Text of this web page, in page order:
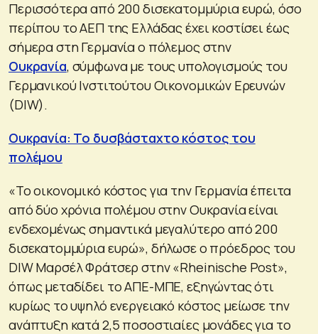
Περισσότερα από 200 δισεκατομμύρια ευρώ, όσο
περίπου το ΑΕΠ της Ελλάδας έχει κοστίσει έως
σήμερα στη Γερμανία ο πόλεμος στην
Ουκρανία, σύμφωνα με τους υπολογισμούς του
Γερμανικού Ινστιτούτου Οικονομικών Ερευνών
(DIW).
Ουκρανία: Το δυσβάσταχτο κόστος του
πολέμου
«Το οικονομικό κόστος για την Γερμανία έπειτα
από δύο χρόνια πολέμου στην Ουκρανία είναι
ενδεχομένως σημαντικά μεγαλύτερο από 200
δισεκατομμύρια ευρώ», δήλωσε ο πρόεδρος του
DIW Μαρσέλ Φράτσερ στην «Rheinische Post»,
όπως μεταδίδει το ΑΠΕ-ΜΠΕ, εξηγώντας ότι
κυρίως το υψηλό ενεργειακό κόστος μείωσε την
ανάπτυξη κατά 2,5 ποσοστιαίες μονάδες για το